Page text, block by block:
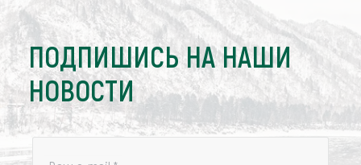
ПОДПИШИСЬ НА НАШИ
НОВОСТИ